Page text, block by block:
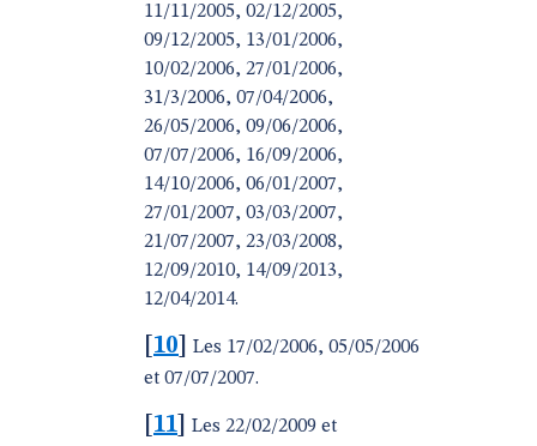
11/11/2005, 02/12/2005,
09/12/2005, 13/01/2006,
10/02/2006, 27/01/2006,
31/3/2006, 07/04/2006,
26/05/2006, 09/06/2006,
07/07/2006, 16/09/2006,
14/10/2006, 06/01/2007,
27/01/2007, 03/03/2007,
21/07/2007, 23/03/2008,
12/09/2010, 14/09/2013,
12/04/2014.
10
Les 17/02/2006, 05/05/2006
et 07/07/2007.
11
Les 22/02/2009 et